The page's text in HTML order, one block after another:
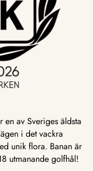
av Sveriges äldsta
i det vackra
unik flora. Banan är
utmanande golfhål!